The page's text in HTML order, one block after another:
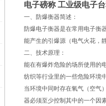
电子磅称 工业级电子
一、防爆衡器简述：
防爆电子衡器是在常用电子衡
能产生的引爆源（电气火花，
二、技术原理：
能在有爆炸危险的场所使用的
纺织等行业里的一些危险环境
当环境中同时存在氧气（空气
器必须至少控制其中的一个因